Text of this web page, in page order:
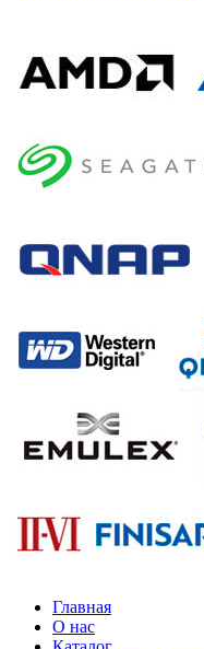
Главная
О нас